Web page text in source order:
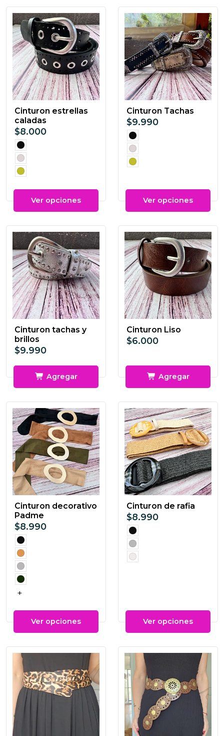
Cinturon estrellas
caladas
$8.000
Ver opciones
Cinturon Tachas
$9.990
Ver opciones
Cinturon tachas y
brillos
$9.990
Agregar
Cinturon Liso
$6.000
Agregar
Cinturon decorativo
Padme
$8.990
+
Ver opciones
Cinturon de rafia
$8.990
Ver opciones